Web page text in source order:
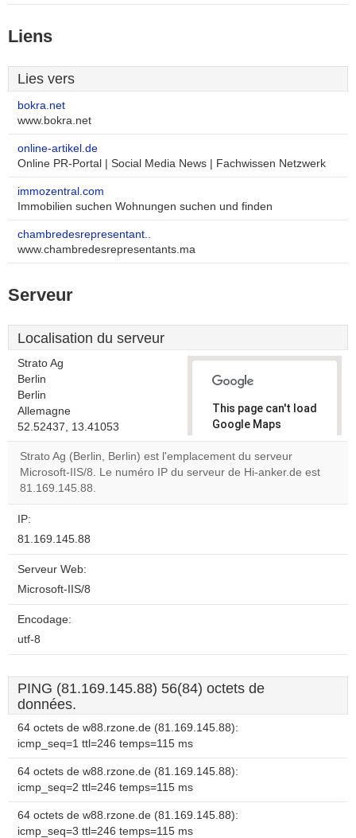
Liens
Lies vers
bokra.net
www.bokra.net
online-artikel.de
Online PR-Portal | Social Media News | Fachwissen Netzwerk
immozentral.com
Immobilien suchen Wohnungen suchen und finden
chambredesrepresentant..
www.chambredesrepresentants.ma
Serveur
Localisation du serveur
Strato Ag
Berlin
Berlin
Allemagne
52.52437, 13.41053
This page can't load
Google Maps
correctly.
Do you
Strato Ag (Berlin, Berlin) est l'emplacement du serveur
Microsoft-IIS/8. Le numéro IP du serveur de Hi-anker.de est
81.169.145.88.
IP:
81.169.145.88
Serveur Web:
Microsoft-IIS/8
Encodage:
utf-8
PING (81.169.145.88) 56(84) octets de
données.
64 octets de w88.rzone.de (81.169.145.88):
icmp_seq=1 ttl=246 temps=115 ms
64 octets de w88.rzone.de (81.169.145.88):
icmp_seq=2 ttl=246 temps=115 ms
64 octets de w88.rzone.de (81.169.145.88):
icmp_seq=3 ttl=246 temps=115 ms